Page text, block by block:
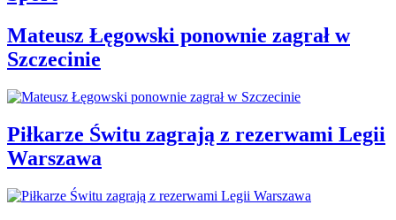
Mateusz Łęgowski ponownie zagrał w
Szczecinie
Piłkarze Świtu zagrają z rezerwami Legii
Warszawa